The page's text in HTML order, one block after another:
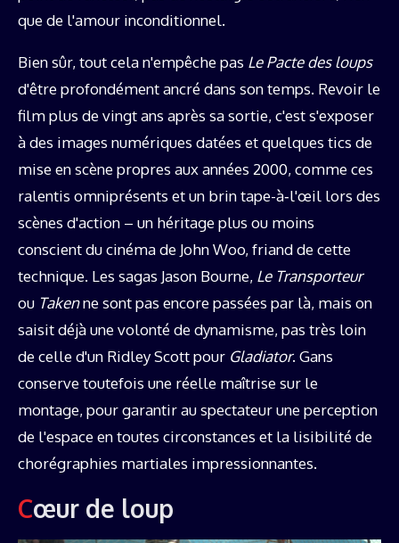
que de l'amour inconditionnel.
Bien sûr, tout cela n'empêche pas Le Pacte des loups
d'être profondément ancré dans son temps. Revoir le
film plus de vingt ans après sa sortie, c'est s'exposer
à des images numériques datées et quelques tics de
mise en scène propres aux années 2000, comme ces
ralentis omniprésents et un brin tape-à‑l'œil lors des
scènes d'action – un héritage plus ou moins
conscient du cinéma de John Woo, friand de cette
technique. Les sagas Jason Bourne, Le Transporteur
ou Takenne sont pas encore passées par là, mais on
saisit déjà une volonté de dynamisme, pas très loin
de celle d'un Ridley Scott pour Gladiator. Gans
conserve toutefois une réelle maîtrise sur le
montage, pour garantir au spectateur une perception
de l'espace en toutes circonstances et la lisibilité de
chorégraphies martiales impressionnantes.
Cœur de loup